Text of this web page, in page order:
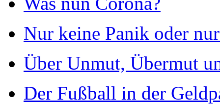
Nur keine Panik oder
Über Unmut, Übermut
Der Fußball in der